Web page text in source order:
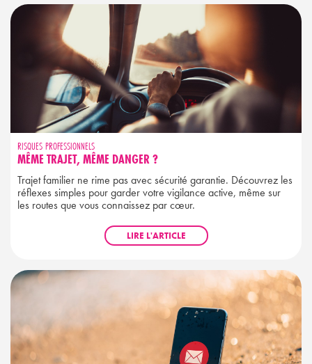
RISQUES PROFESSIONNELS
MÊME TRAJET, MÊME DANGER ?
Trajet familier ne rime pas avec sécurité garantie. Découvrez les
réflexes simples pour garder votre vigilance active, même sur
les routes que vous connaissez par cœur.
LIRE L'ARTICLE